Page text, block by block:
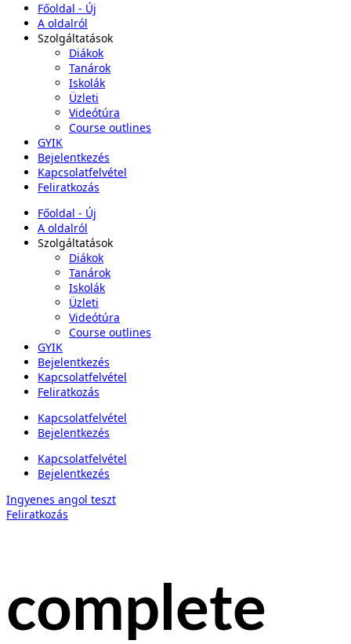
Főoldal - Új
A oldalról
Szolgáltatások
Diákok
Tanárok
Iskolák
Üzleti
Videótúra
Course outlines
GYIK
Bejelentkezés
Kapcsolatfelvétel
Feliratkozás
Főoldal - Új
A oldalról
Szolgáltatások
Diákok
Tanárok
Iskolák
Üzleti
Videótúra
Course outlines
GYIK
Bejelentkezés
Kapcsolatfelvétel
Feliratkozás
Kapcsolatfelvétel
Bejelentkezés
Kapcsolatfelvétel
Bejelentkezés
Ingyenes angol teszt
Feliratkozás
complete